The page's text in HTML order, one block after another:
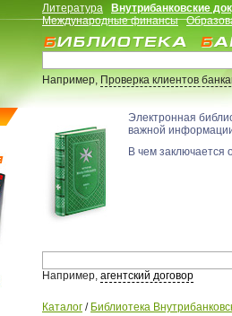
Литература Внутрибанковские
Международные финансы
Например,Проверка клиентов
Электронная
важной
В чем заключается
Например, агентский договор
Каталог / Библиотека